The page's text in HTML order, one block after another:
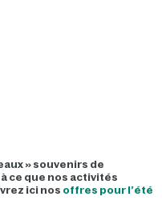
» souvenirs de
ce que nos activités
ici nos offres pour l’été